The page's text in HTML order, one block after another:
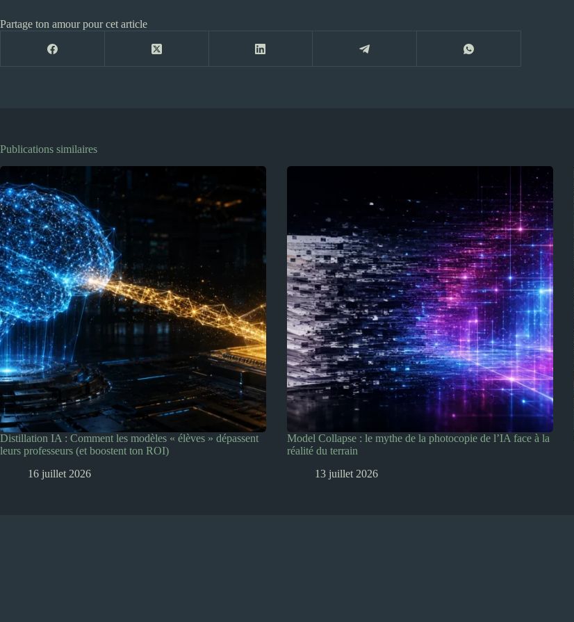
Partage ton amour pour cet article
Publications similaires
Distillation IA : Comment les modèles « élèves » dépassent
leurs professeurs (et boostent ton ROI)
16 juillet 2026
Model Collapse : le mythe de la photocopie de l’IA face à la
réalité du terrain
13 juillet 2026